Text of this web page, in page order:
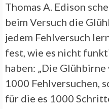
Thomas A. Edison
beim Versuch die
jedem Fehlversuch
fest, wie es nicht
haben: „Die
1000 Fehlversuchen,
für die es 1000